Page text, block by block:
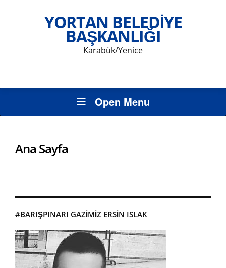
YORTAN BELEDIYE
BAŞKANLIĞI
Karabük/Yenice
Open Menu
Ana Sayfa
#BARIŞPINARI GAZIMIZ ERSIN ISLAK